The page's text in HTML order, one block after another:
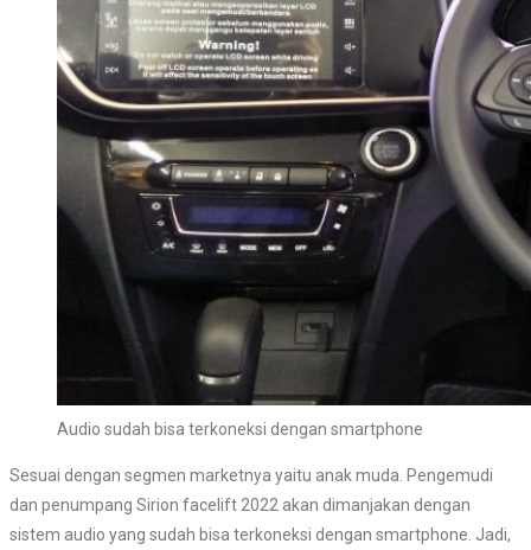
Audio sudah bisa terkoneksi dengan smartphone
Sesuai dengan segmen marketnya yaitu anak muda. Pengemudi
dan penumpang Sirion facelift 2022 akan dimanjakan dengan
sistem audio yang sudah bisa terkoneksi dengan smartphone. Jadi,